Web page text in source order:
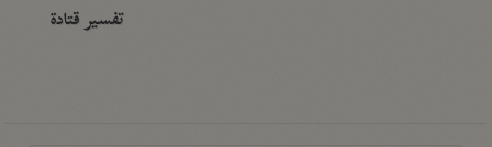
تفسير قتادة